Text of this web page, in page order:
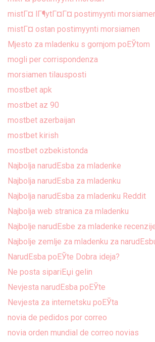
mistГ¤ lГ¶ytГ¤Г¤ postimyynti
mistГ¤ ostan postimyynti morsiamen
Mjesto za mladenku s gornjom poЕЎtom
mogli per corrispondenza
morsiamen tilausposti
mostbet apk
mostbet az 90
mostbet azerbaijan
mostbet kirish
mostbet ozbekistonda
Najbolja narudЕѕba za mladenke
Najbolja narudЕѕba za mladenku
Najbolja narudЕѕba za mladenku Reddit
Najbolja web stranica za mladenku
Najbolje narudЕѕbe za mladenke
Najbolje zemlje za mladenku za
NarudЕѕba poЕЎte Dobra ideja?
Ne posta sipariЕџi gelin
Nevjesta narudЕѕba poЕЎte
Nevjesta za internetsku poЕЎta
novia de pedidos por correo
novia orden mundial de correo novias